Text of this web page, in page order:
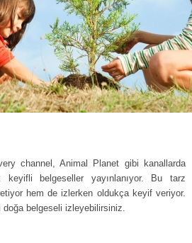
channel, Animal Planet gibi kanallarda
belgeseller yayınlanıyor. Bu tarz
hem de izlerken oldukça keyif veriyor.
belgeseli izleyebilirsiniz.